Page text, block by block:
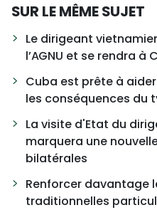
SUR LE MÊME SUJET
Le dirigeant
l’AGNU et se rendra à
Cuba est prête à
les conséquences du
La visite d'Etat du
marquera une
bilatérales
Renforcer davantage
traditionnelles